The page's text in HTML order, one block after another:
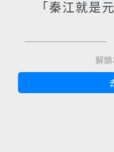
「秦江就是
解